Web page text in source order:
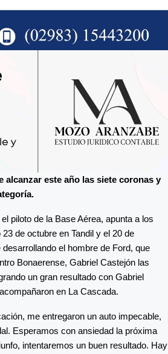
alcanzar este año las siete coronas y
piloto de la Base Aérea, apunta a los
de octubre en Tandil y el 20 de
el hombre de Ford, que
Bonaerense, Gabriel Castejón las
un gran resultado con Gabriel
en La Cascada.
me entregaron un auto impecable,
Esperamos con ansiedad la próxima
intentaremos un buen resultado. Hay